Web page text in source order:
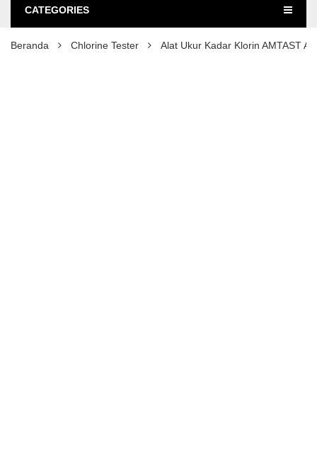
CATEGORIES
Beranda Chlorine Tester Alat Ukur Kadar Klorin AMTAST